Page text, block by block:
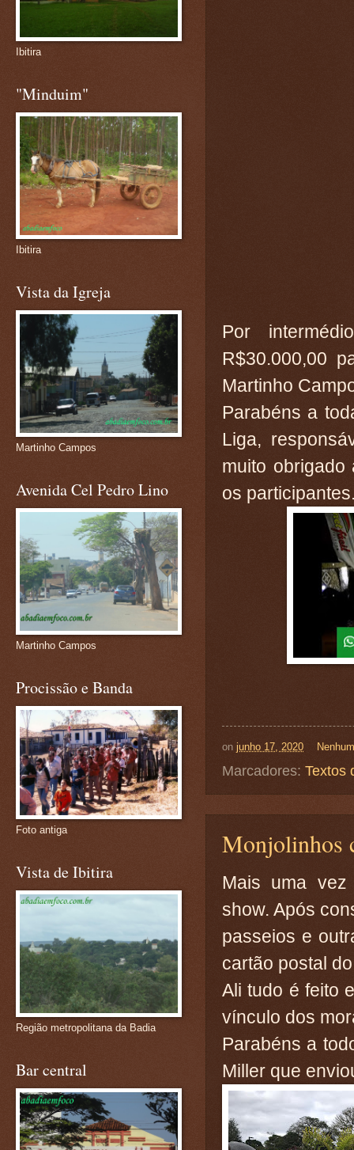
Por
R$30.000,00
Martinho
Parabéns a
Liga,
muito
os
on junho 17, 2020
Marcadores: Textos
Monjolinhos
Mais uma
show. Após
passeios e
cartão postal
Ali tudo é feito
vínculo dos
Parabéns a
Miller que
Ibitira
"Minduim"
Ibitira
Vista da Igreja
Martinho Campos
Avenida Cel Pedro Lino
Martinho Campos
Procissão e Banda
Foto antiga
Vista de Ibitira
Região metropolitana da Badia
Bar central